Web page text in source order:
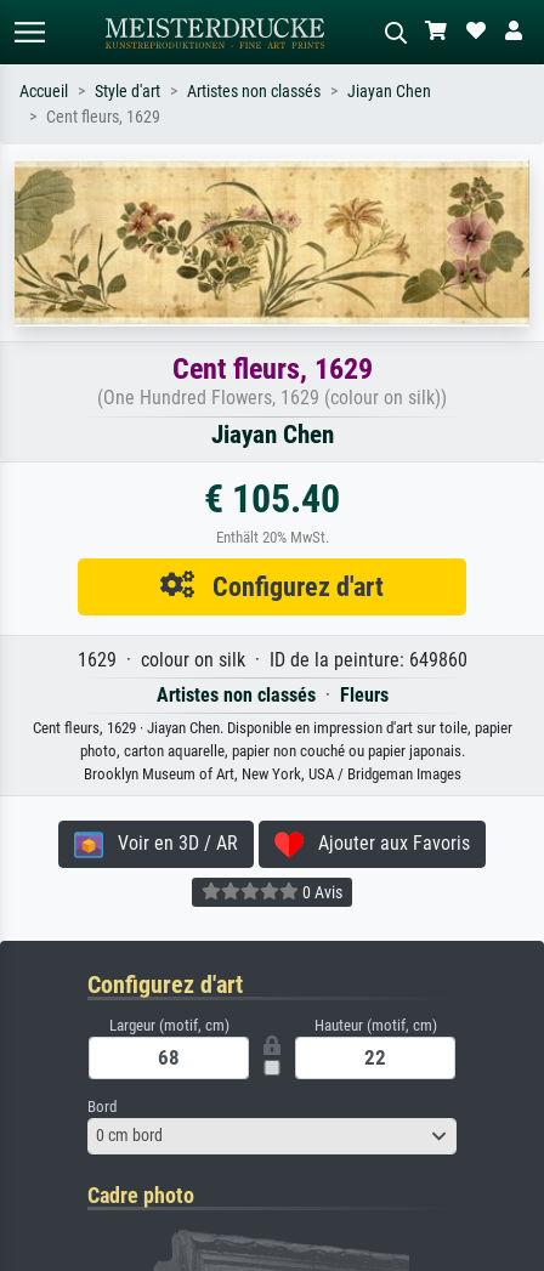
Recherchez par artiste, titre ou style –
ex. Monet, Nuit étoilée,
impressionnisme, vague de Hokusai,
nu.
Décrivez la scène – ex. prairie verte,
abstrait avec beaucoup de rouge,
tableau sombre, nu debout près d'un
arbre.
Accueil Style d'art Artistes non classés
Jiayan Chen
Cent fleurs, 1629
Cent fleurs, 1629
(One Hundred Flowers, 1629 (colour on silk))
Jiayan Chen
€ 105.40
Enthält 20% MwSt.
Configurez d'art
1629 · colour on silk · ID de la peinture: 649860
Artistes non classés· Fleurs
Cent fleurs, 1629 · Jiayan Chen. Disponible en impression d'art sur toile, papier
photo, carton aquarelle, papier non couché ou papier japonais.
Brooklyn Museum of Art, New York, USA / Bridgeman Images
Voir en 3D / AR Ajouter aux Favoris
0 Avis
Configurez d'art
Largeur (motif, cm) Hauteur (motif, cm)
Bord
0 cm bord
Cadre photo